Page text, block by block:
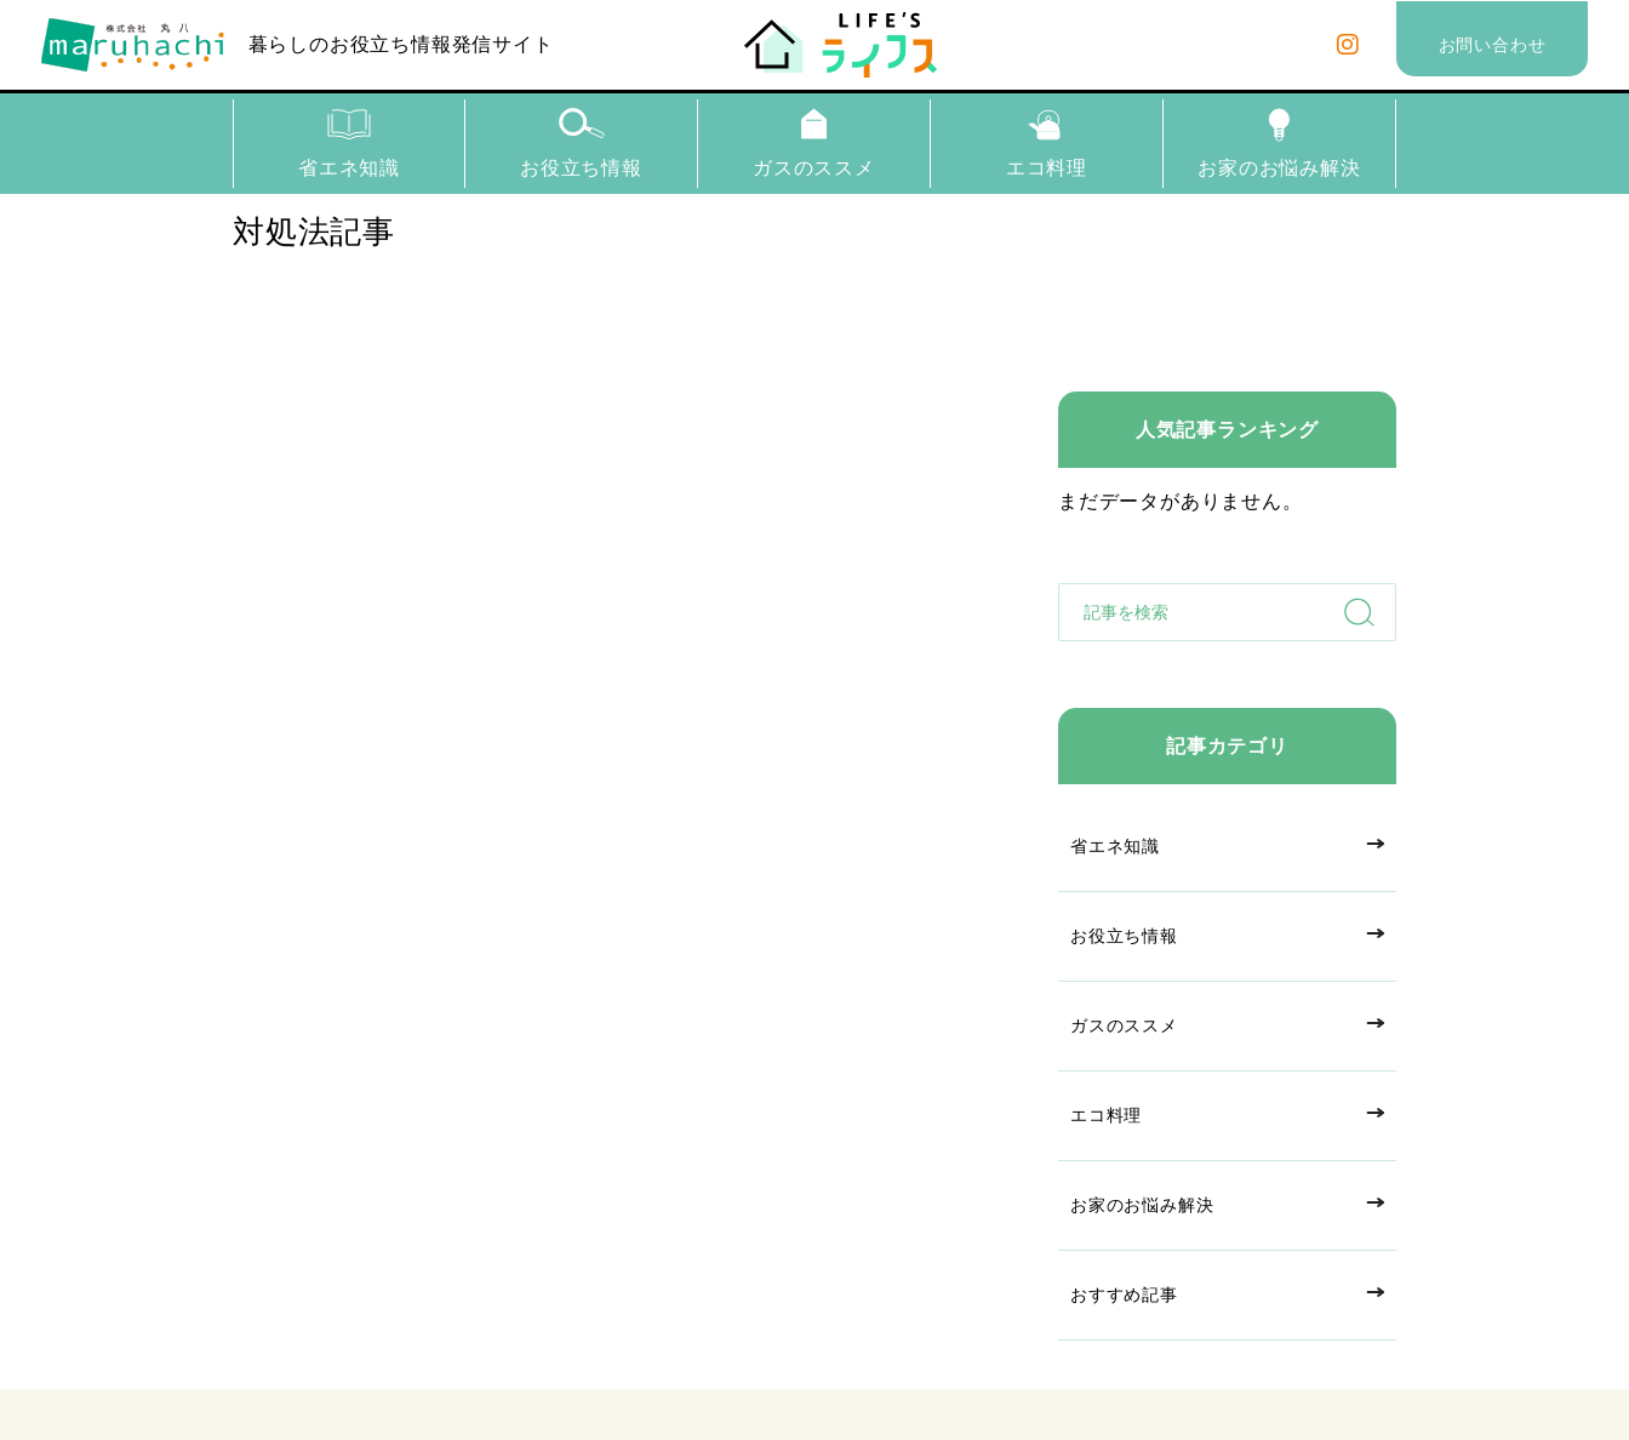
暮らしのお役立ち情報発信サイト お問い合わせ
省エネ知識 お役立ち情報 ガスのススメ エコ料理 お家のお悩み解決
対処法記事
人気記事ランキング
まだデータがありません。
記事カテゴリ
省エネ知識
お役立ち情報
ガスのススメ
エコ料理
お家のお悩み解決
おすすめ記事